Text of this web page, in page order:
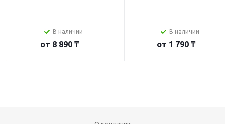
В наличии
от 8 890 ₸
В наличии
от 1 790 ₸